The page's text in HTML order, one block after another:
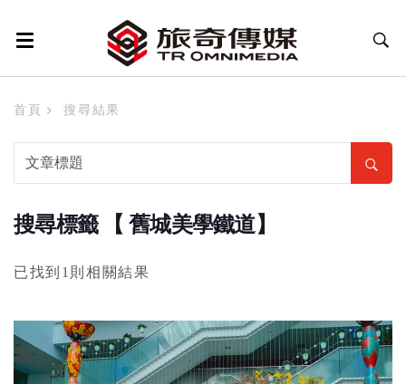
首頁 搜尋結果
搜尋標籤 【 舊城美學鐵道】
已找到1則相關結果